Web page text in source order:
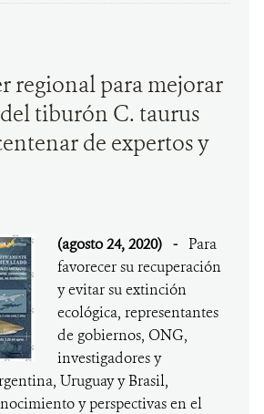
regional para mejorar
tiburón C. taurus
de expertos y
(agosto 24, 2020) - Para
favorecer su recuperación
y evitar su extinción
ecológica, representantes
de gobiernos, ONG,
investigadores y
Uruguay y Brasil,
y perspectivas en el